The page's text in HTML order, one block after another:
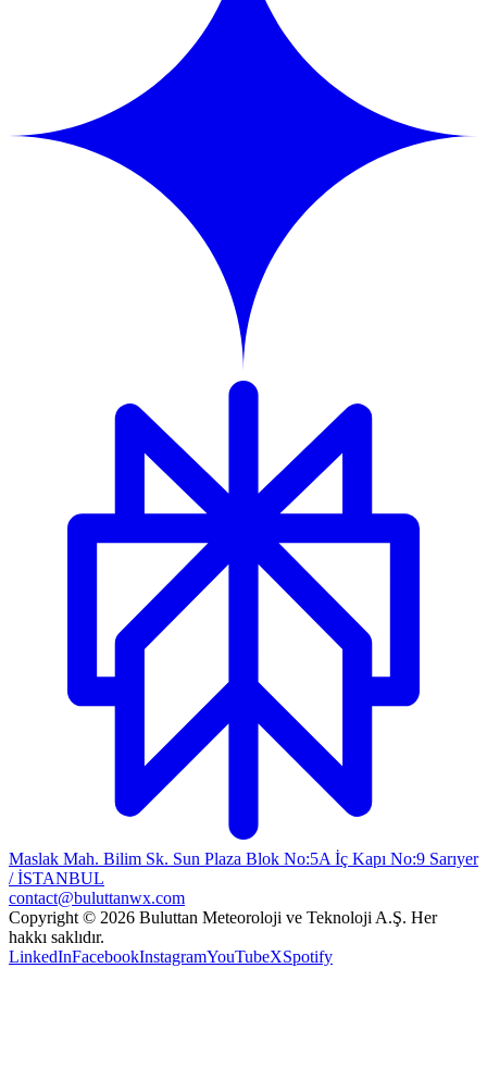
Maslak Mah. Bilim Sk. Sun Plaza Blok No:5A İç Kapı No:9 Sarıyer
/ İSTANBUL
contact@buluttanwx.com
Copyright © 2026 Buluttan Meteoroloji ve Teknoloji A.Ş. Her
hakkı saklıdır.
LinkedInFacebookInstagramYouTubeXSpotify